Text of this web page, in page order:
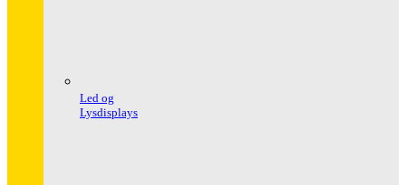
Led og
Lysdisplays